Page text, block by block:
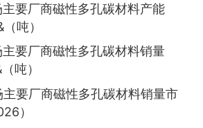
要厂商磁性多孔碳材料产能
吨）
要厂商磁性多孔碳材料销量
吨）
要厂商磁性多孔碳材料销量市
）